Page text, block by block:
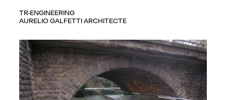
TR-ENGINEERING
AURELIO GALFETTI ARCHITECTE